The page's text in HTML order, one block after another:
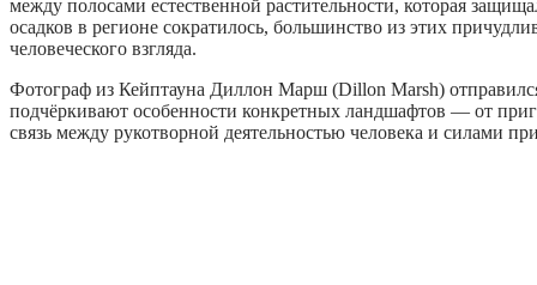
между полосами естественной растительности, которая
осадков в регионе сократилось, большинство из этих
человеческого взгляда.
Фотограф из Кейптауна Диллон Марш (Dillon Marsh)
подчёркивают особенности конкретных ландшафтов — от
связь между рукотворной деятельностью человека и силами